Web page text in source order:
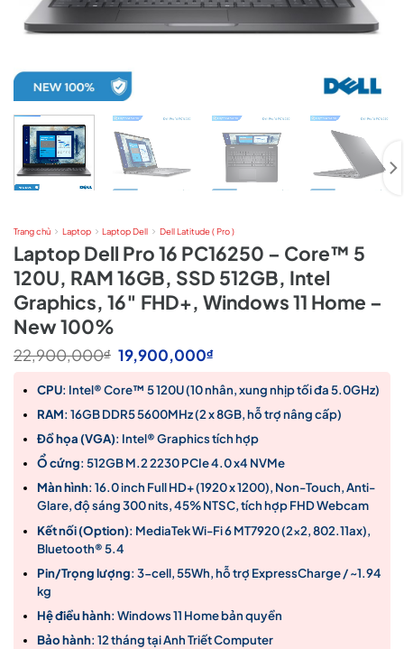
Trang chủ Laptop Laptop Dell Dell Latitude ( Pro )
Laptop Dell Pro 16 PC16250 – Core™ 5
120U, RAM 16GB, SSD 512GB, Intel
Graphics, 16″ FHD+, Windows 11 Home –
New 100%
22,900,000₫ Giá
gốc
là:
22,900,000₫.
19,900,000₫Giá
tại
là:
19,900,000₫.
CPU: Intel® Core™ 5 120U (10 nhân, xung nhịp tối đa 5.0GHz)
RAM: 16GB DDR5 5600MHz (2 x 8GB, hỗ trợ nâng cấp)
Đồ họa (VGA): Intel® Graphics tích hợp
Ổ cứng: 512GB M.2 2230 PCIe 4.0 x4 NVMe
Màn hình: 16.0 inch Full HD+ (1920 x 1200), Non-Touch, Anti-
Glare, độ sáng 300 nits, 45% NTSC, tích hợp FHD Webcam
Kết nối (Option): MediaTek Wi-Fi 6 MT7920 (2×2, 802.11ax),
Bluetooth® 5.4
Pin/Trọng lượng: 3-cell, 55Wh, hỗ trợ ExpressCharge / ~1.94
kg
Hệ điều hành: Windows 11 Home bản quyền
Bảo hành: 12 tháng tại Anh Triết Computer